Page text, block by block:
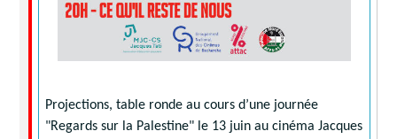
Projections, table ronde au cours d’une journée
"Regards sur la Palestine" le 13 juin au cinéma Jacques